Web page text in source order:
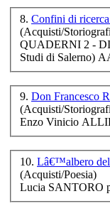
8. Confini di ricerca
(Acquisti/
QUADERNI 2 -
Studi di Salerno)
9. Don Francesco
(Acquisti/
Enzo Vinicio
10. Lâ€™albero
(Acquisti/Poesia)
Lucia SANTORO